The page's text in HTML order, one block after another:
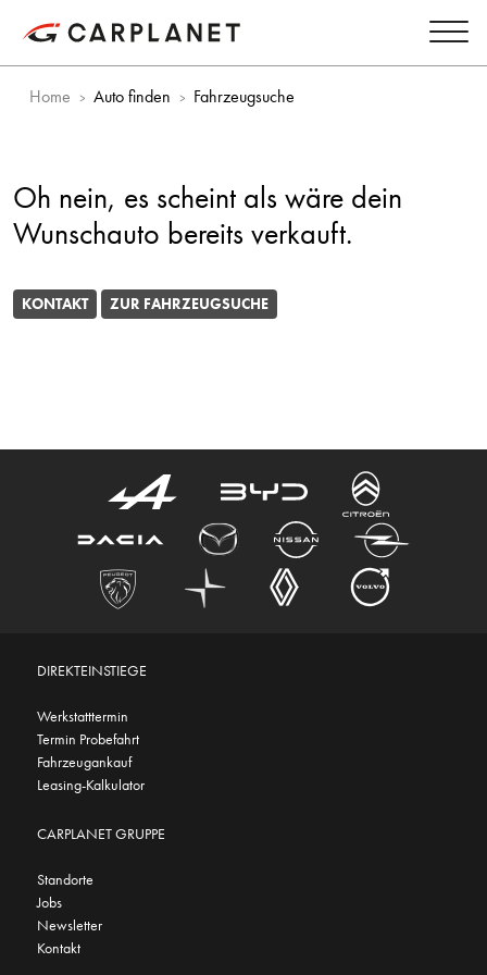
Home Auto finden Fahrzeugsuche
Oh nein, es scheint als wäre dein
Wunschauto bereits verkauft.
KONTAKT ZUR FAHRZEUGSUCHE
DIREKTEINSTIEGE
Werkstatttermin
Termin Probefahrt
Fahrzeugankauf
Leasing-Kalkulator
CARPLANET GRUPPE
Standorte
Jobs
Newsletter
Kontakt